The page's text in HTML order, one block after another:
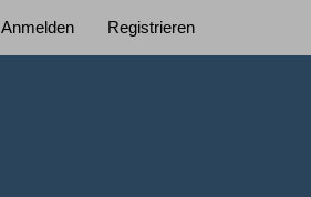
Anmelden Registrieren